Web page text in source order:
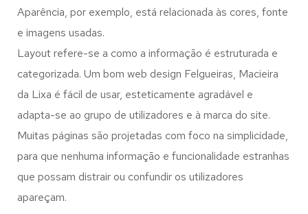
Aparência, por exemplo, está relacionada às cores, fonte
e imagens usadas.
Layout refere-se a como a informação é estruturada e
categorizada. Um bom web design Felgueiras, Macieira
da Lixa é fácil de usar, esteticamente agradável e
adapta-se ao grupo de utilizadores e à marca do site.
Muitas páginas são projetadas com foco na simplicidade,
para que nenhuma informação e funcionalidade estranhas
que possam distrair ou confundir os utilizadores
apareçam.